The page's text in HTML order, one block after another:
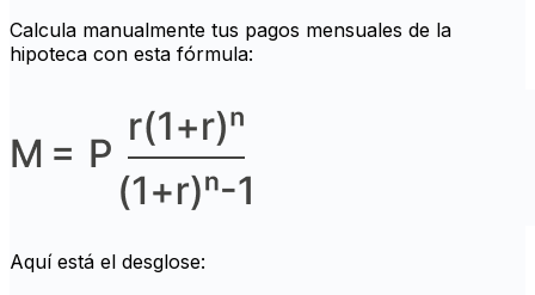
Calcula manualmente tus pagos mensuales de la
hipoteca con esta fórmula:
Aquí está el desglose: